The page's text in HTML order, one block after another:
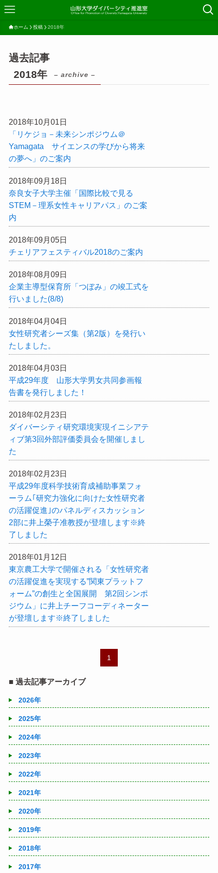
ホーム 投稿 2018年
過去記事
2018年
– archive –
2018年10月01日
「リケジョ－未来シンポジウム＠
Yamagata サイエンスの学びから将来
の夢へ」のご案内
2018年09月18日
奈良女子大学主催「国際比較で見る
STEM－理系女性キャリアパス」のご案
内
2018年09月05日
チェリアフェスティバル2018のご案内
2018年08月09日
企業主導型保育所「つぼみ」の竣工式を
行いました(8/8)
2018年04月04日
女性研究者シーズ集（第2版）を発行い
たしました。
2018年04月03日
平成29年度 山形大学男女共同参画報
告書を発行しました！
2018年02月23日
ダイバーシティ研究環境実現イニシアテ
ィブ第3回外部評価委員会を開催しまし
た
2018年02月23日
平成29年度科学技術育成補助事業フォ
ーラム｢研究力強化に向けた女性研究者
の活躍促進｣のパネルディスカッション
2部に井上榮子准教授が登壇します※終
了しました
2018年01月12日
東京農工大学で開催される「女性研究者
の活躍促進を実現する”関東プラットフ
ォーム”の創生と全国展開 第2回シンポ
ジウム」に井上チーフコーディネーター
が登壇します※終了しました
1
■ 過去記事アーカイブ
2026年
2025年
2024年
2023年
2022年
2021年
2020年
2019年
2018年
2017年